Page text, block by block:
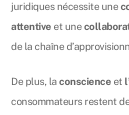
juridiques nécessite une
attentive et une
de la chaîne
De plus, laconscience et
consommateurs restent